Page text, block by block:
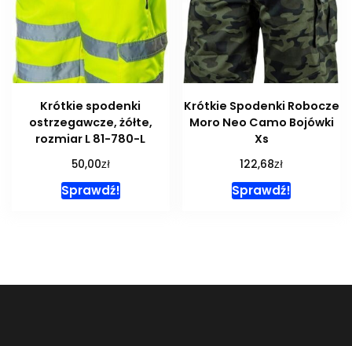
Krótkie spodenki
ostrzegawcze, żółte,
rozmiar L 81-780-L
50,00zł
Sprawdź!
Krótkie Spodenki Robocze
Moro Neo Camo Bojówki
Xs
122,68zł
Sprawdź!